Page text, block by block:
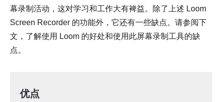
幕录制活动，这对学习和工作大有裨益。除了上述 Loom
Screen Recorder 的功能外，它还有一些缺点。请参阅下
文，了解使用 Loom 的好处和使用此屏幕录制工具的缺
点。
优点